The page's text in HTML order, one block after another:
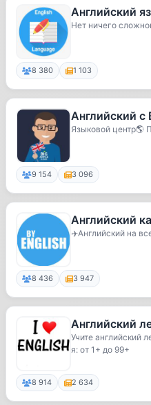
Английский
Нет ничего
8 380 1 103
Английский с
Языковой центр🌎
9 154 3 096
Английский
✈️Английский на
8 436 3 947
Английский
Учите английский
я: от 1+ до 99+
8 914 2 634